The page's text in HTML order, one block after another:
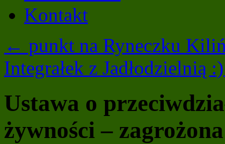
Kontakt
← punkt na Ryneczku
Integrałek z Jadłodzielnią
Ustawa o
żywności –